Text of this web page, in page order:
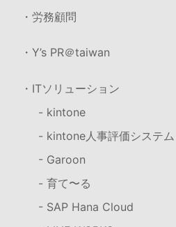
・労務顧問
・Y’s PR＠taiwan
・ITソリューション
- kintone
- kintone人事評価システム
- Garoon
- 育て〜る
- SAP Hana Cloud